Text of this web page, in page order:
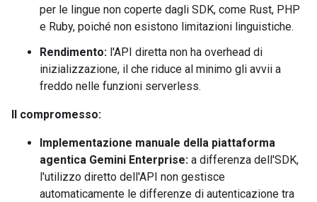
per le lingue non coperte dagli SDK, come Rust, PHP
e Ruby, poiché non esistono limitazioni linguistiche.
Rendimento: l'API diretta non ha overhead di
inizializzazione, il che riduce al minimo gli avvii a
freddo nelle funzioni serverless.
Il compromesso:
Implementazione manuale della piattaforma
agentica Gemini Enterprise: a differenza dell'SDK,
l'utilizzo diretto dell'API non gestisce
automaticamente le differenze di autenticazione tra